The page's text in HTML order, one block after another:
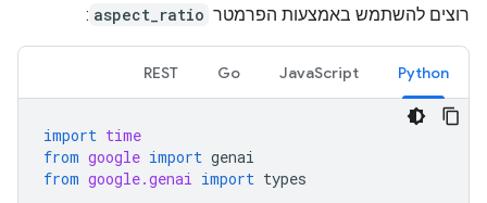
רוצים להשתמש באמצעות הפרמטר aspect_ratio
:
Python
JavaScript
Go
REST
import time
from google import genai
from google.genai import types